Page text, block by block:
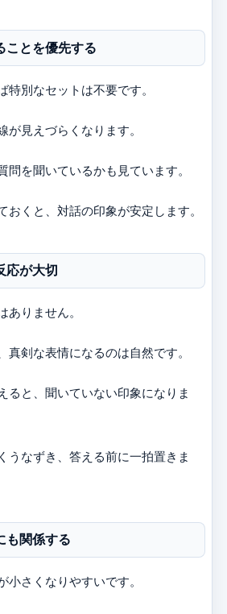
ことを優先する
特別なセットは不要です。
が見えづらくなります。
問を聞いているかも見ています。
おくと、対話の印象が安定します。
応が大切
ありません。
真剣な表情になるのは自然です。
ると、聞いていない印象になりま
うなずき、答える前に一拍置きま
も関係する
小さくなりやすいです。